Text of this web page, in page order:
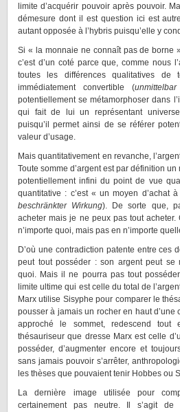
limite d’acquérir pouvoir après pouvoir.
démesure dont il est question ici est
autant opposée à l’hybris puisqu’elle y
Si « la monnaie ne connaît pas de borne
c’est d’un coté parce que, comme nous
toutes les différences qualitatives de
immédiatement convertible (
potentiellement se métamorphoser dans
qui fait de lui un représentant
puisqu’il permet ainsi de se référer
valeur d’usage.
Mais quantitativement en revanche,
Toute somme d’argent est par définition
potentiellement infini du point de vue
quantitative : c’est « un moyen d’achat
beschränkter Wirkung). De sorte que,
acheter mais je ne peux pas tout acheter.
n’importe quoi, mais pas en n’importe
D’où une contradiction patente entre ces
peut tout posséder : son argent peut se
quoi. Mais il ne pourra pas tout
limite ultime qui est celle du total de
Marx utilise Sisyphe pour comparer le
pousser à jamais un rocher en haut
approché le sommet, redescend tout
thésauriseur que dresse Marx est celle
posséder, d’augmenter encore et
sans jamais pouvoir s’arrêter,
les thèses que pouvaient tenir Hobbes ou
La dernière image utilisée pour
certainement pas neutre. Il s’agit de